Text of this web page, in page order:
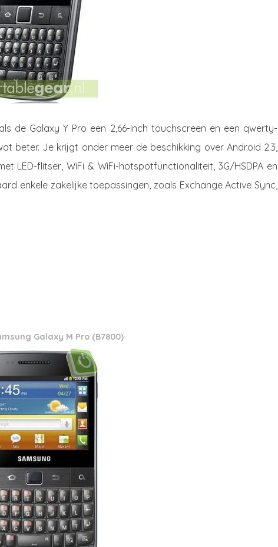
de Galaxy Y Pro een 2,66-inch touchscreen en een qwerty-
beter. Je krijgt onder meer de beschikking over Android 2.3,
LED-flitser, WiFi & WiFi-hotspotfunctionaliteit, 3G/HSDPA en
enkele zakelijke toepassingen, zoals Exchange Active Sync,
Galaxy M Pro (B7800)